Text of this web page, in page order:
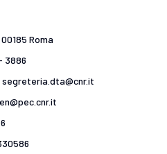
Roma
3886